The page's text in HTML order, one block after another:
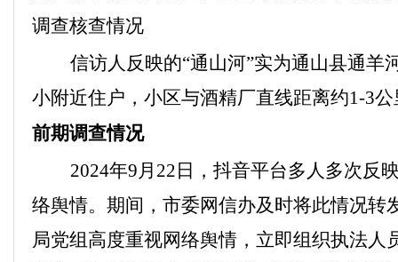
调查核查情况
信访人反映的“通山河”实为通山县通
小附近住户，小区与酒精厂直线距离约1-3公
前期调查情况
2024年9 月 22 日， 抖音平台多人多次反
络舆情。期间，市委网信办及时将此情况
局党组高度重视网络舆情， 立即组织执法人